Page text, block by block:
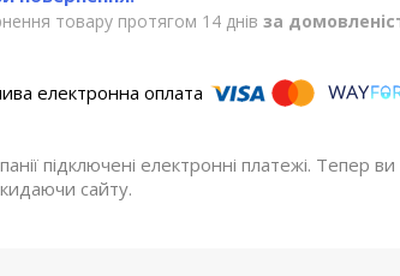
товару протягом 14 днів за
підключені електронні платежі. Тепер
сайту.